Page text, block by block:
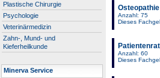
Plastische Chirurgie
Psychologie
Veterinärmedizin
Zahn-, Mund- und
Kieferheilkunde
Minerva Service
Osteopathie
Anzahl: 75
Dieses
Anzahl: 60
Dieses